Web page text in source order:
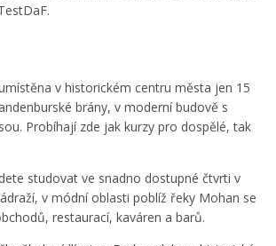
v historickém centru města jen 15
brány, v moderní budově s
Probíhají zde jak kurzy pro dospělé, tak
studovat ve snadno dostupné čtvrti v
v módní oblasti poblíž řeky Mohan se
restaurací, kaváren a barů.